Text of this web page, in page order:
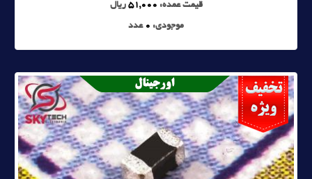
قیمت عمده: 51,000 ریال
موجودی: 0 عدد